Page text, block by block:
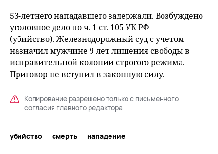
53-летнего нападавшего задержали. Возбуждено
уголовное дело по ч. 1 ст. 105 УК РФ
(убийство). Железнодорожный суд с учетом
назначил мужчине 9 лет лишения свободы в
исправительной колонии строгого режима.
Приговор не вступил в законную силу.
Копирование разрешено только с письменного
согласия главного редактора
убийство смерть нападение